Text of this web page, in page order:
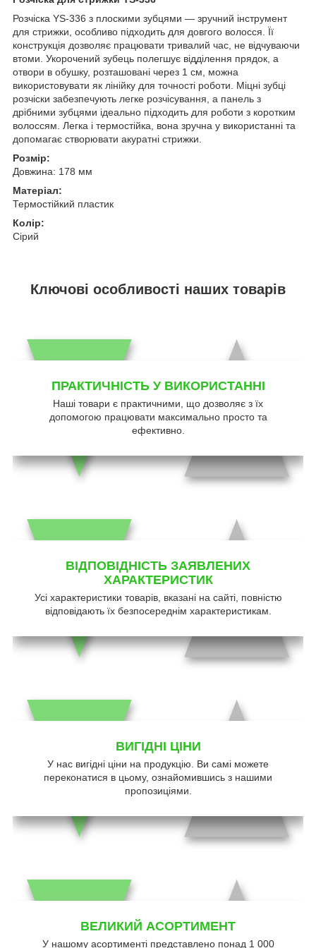
Розчіска YS-336 з плоскими зубцями — зручний інструмент
для стрижки, особливо підходить для довгого волосся. Її
конструкція дозволяє працювати тривалий час, не відчуваючи
втоми. Укорочений зубець полегшує відділення прядок, а
отвори в обушку, розташовані через 1 см, можна
використовувати як лінійку для точності роботи. Міцні зубці
розчіски забезпечують легке розчісування, а панель з
дрібними зубцями ідеально підходить для роботи з коротким
волоссям. Легка і термостійка, вона зручна у використанні та
допомагає створювати акуратні стрижки.
Розмір:
Довжина: 178 мм
Матеріал:
Термостійкий пластик
Колір:
Сірий
Ключові особливості наших товарів
ПРАКТИЧНІСТЬ У ВИКОРИСТАННІ
Наші товари є практичними, що дозволяє з їх
допомогою працювати максимально просто та
ефективно.
ВІДПОВІДНІСТЬ ЗАЯВЛЕНИХ
ХАРАКТЕРИСТИК
Усі характеристики товарів, вказані на сайті, повністю
відповідають їх безпосереднім характеристикам.
ВИГІДНІ ЦІНИ
У нас вигідні ціни на продукцію. Ви самі можете
переконатися в цьому, ознайомившись з нашими
пропозиціями.
ВЕЛИКИЙ АСОРТИМЕНТ
У нашому асортименті представлено понад 1 000